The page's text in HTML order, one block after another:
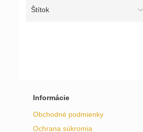
Štítok
Informácie
Obchodné podmienky
Ochrana súkromia